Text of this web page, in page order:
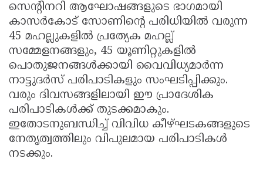
സെന്റിനറി ആഘോഷങ്ങളുടെ ഭാഗമായി
കാസർകോട് സോണിന്റെ പരിധിയിൽ വരുന്ന
45 മഹല്ലുകളിൽ പ്രത്യേക മഹല്ല്
സമ്മേളനങ്ങളും, 45 യൂണിറ്റുകളിൽ
പൊതുജനങ്ങൾക്കായി വൈവിധ്യമാർന്ന
നാട്ടുദർസ് പരിപാടികളും സംഘടിപ്പിക്കും.
വരും ദിവസങ്ങളിലായി ഈ പ്രാദേശിക
പരിപാടികൾക്ക് തുടക്കമാകും.
ഇതോടനുബന്ധിച്ച് വിവിധ കീഴ്ഘടകങ്ങളുടെ
നേതൃത്വത്തിലും വിപുലമായ പരിപാടികൾ
നടക്കും.